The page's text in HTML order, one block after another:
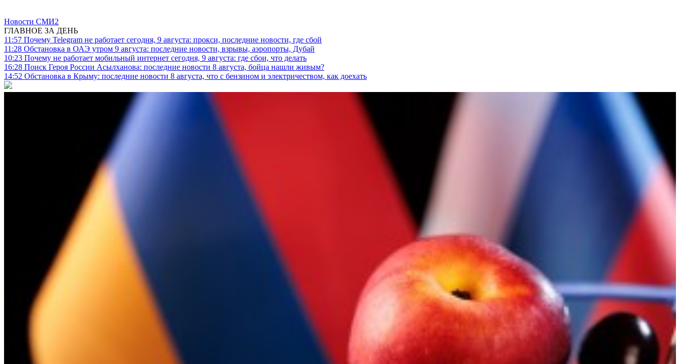
Новости СМИ2
ГЛАВНОЕ ЗА ДЕНЬ
11:57 Почему Telegram не работает сегодня, 9 августа: прокси, последние новости, где сбой
11:28 Обстановка в ОАЭ утром 9 августа: последние новости, взрывы, аэропорты, Дубай
10:23 Почему не работает мобильный интернет сегодня, 9 августа: где сбои, что делать
16:28 Поиск Героя России Асылханова: последние новости 8 августа, бойца нашли живым?
14:52 Обстановка в Крыму: последние новости 8 августа, что с бензином и электричеством, как доехать